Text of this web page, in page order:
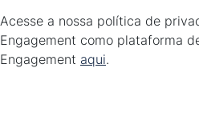
Acesse a nossa política de
Engagement como plataforma
Engagement aqui.